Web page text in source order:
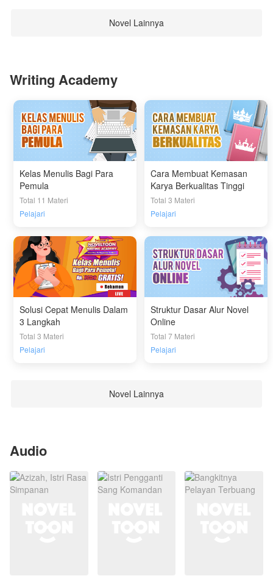
Novel Lainnya
Writing Academy
Kelas Menulis Bagi Para
Pemula
Total 11 Materi
Pelajari
Cara Membuat Kemasan
Karya Berkualitas Tinggi
Total 3 Materi
Pelajari
Solusi Cepat Menulis Dalam
3 Langkah
Total 3 Materi
Pelajari
Struktur Dasar Alur Novel
Online
Total 7 Materi
Pelajari
Novel Lainnya
Audio